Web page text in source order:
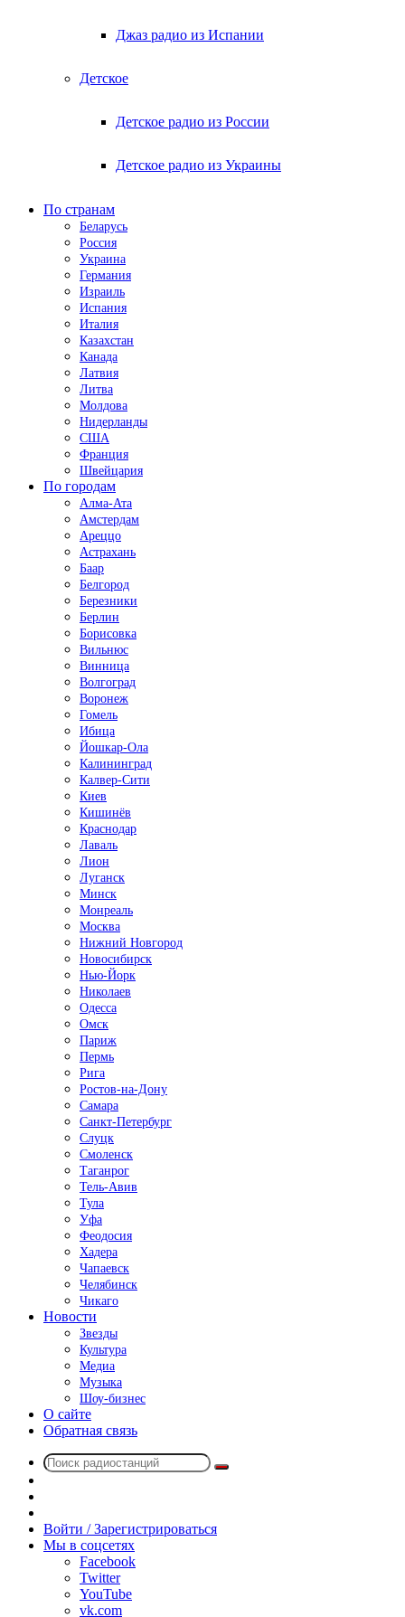
Джаз радио из Испании
Детское
Детское радио из России
Детское радио из Украины
По странам
Беларусь
Россия
Украина
Германия
Израиль
Испания
Италия
Казахстан
Канада
Латвия
Литва
Молдова
Нидерланды
США
Франция
Швейцария
По городам
Алма-Ата
Амстердам
Ареццо
Астрахань
Баар
Белгород
Березники
Берлин
Борисовка
Вильнюс
Винница
Волгоград
Воронеж
Гомель
Ибица
Йошкар-Ола
Калининград
Калвер-Сити
Киев
Кишинёв
Краснодар
Лаваль
Лион
Луганск
Минск
Монреаль
Москва
Нижний Новгород
Новосибирск
Нью-Йорк
Николаев
Одесса
Омск
Париж
Пермь
Рига
Ростов-на-Дону
Самара
Санкт-Петербург
Слуцк
Смоленск
Таганрог
Тель-Авив
Тула
Уфа
Феодосия
Хадера
Чапаевск
Челябинск
Чикаго
Новости
Звезды
Культура
Медиа
Музыка
Шоу-бизнес
О сайте
Обратная связь
Поиск
радио
Войти / Зарегистрироваться
Мы в соцсетях
Facebook
Twitter
YouTube
vk.com